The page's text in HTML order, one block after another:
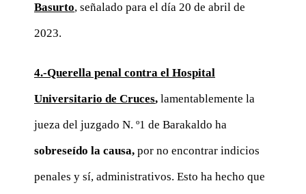
Basurto, señalado para el día 20 de abril de
2023.
4.-Querella penal contra el Hospital
Universitario de Cruces, lamentablemente la
jueza del juzgado N. º1 de Barakaldo ha
sobreseído la causa, por no encontrar indicios
penales y sí, administrativos. Esto ha hecho que